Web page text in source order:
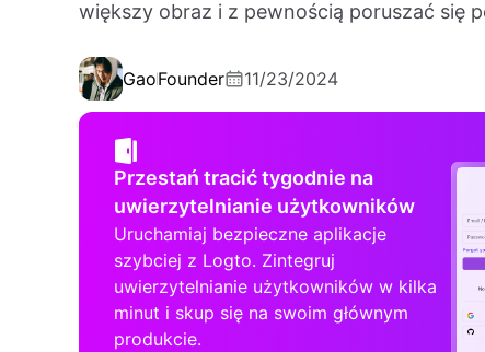
większy obraz i z pewnością poruszać się
GaoFounder 11/23/2024
Przestań tracić tygodnie na
uwierzytelnianie użytkowników
Uruchamiaj bezpieczne aplikacje
szybciej z Logto. Zintegruj
uwierzytelnianie użytkowników w kilka
minut i skup się na swoim głównym
produkcie.